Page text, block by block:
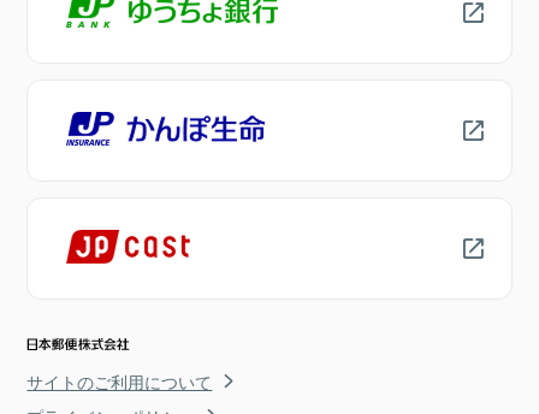
サイトのご利用について